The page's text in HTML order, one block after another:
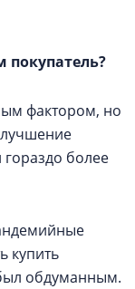
покупатель?
фактором, но
более
купить
обдуманным.